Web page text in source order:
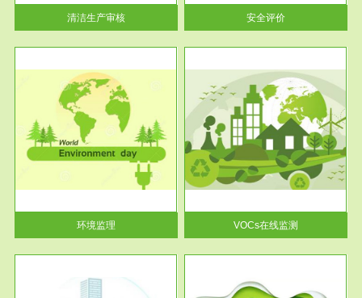
清洁生产审核
营活...
安全评价
环境监理
服务范围
VOCs在线监测
根据《重点区域大气污染防
治“十二五”规划》有机废气净化
率达...
VOCs在线监测